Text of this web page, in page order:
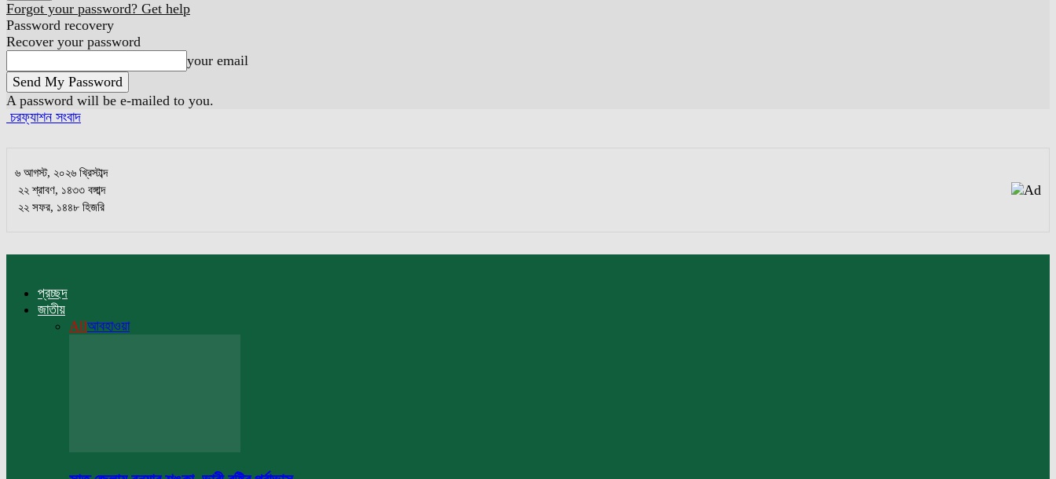
Forgot your password? Get help
Password recovery
Recover your password
your email
A password will be e-mailed to you.
চরফ্যাশন সংবাদ
৬ আগস্ট, ২০২৬ খ্রিস্টাব্দ
২২ শ্রাবণ, ১৪৩৩ বঙ্গাব্দ
২২ সফর, ১৪৪৮ হিজরি
প্রচ্ছদ
জাতীয়
Allআবহাওয়া